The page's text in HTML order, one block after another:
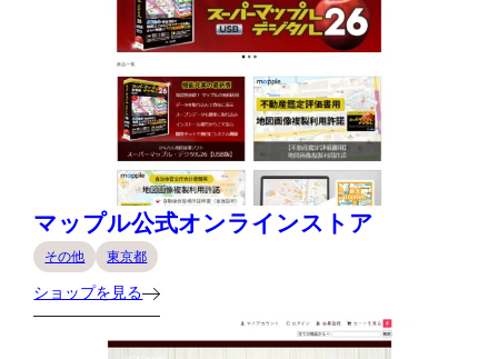
マップル公式オンラインストア
その他 東京都
ショップを見る